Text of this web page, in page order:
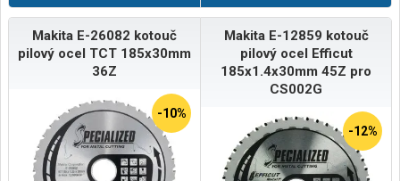
Makita E-26082 kotouč
pilový ocel TCT 185x30mm
36Z
-10%
Makita E-12859 kotouč
pilový ocel Efficut
185x1.4x30mm 45Z pro
CS002G
-12%